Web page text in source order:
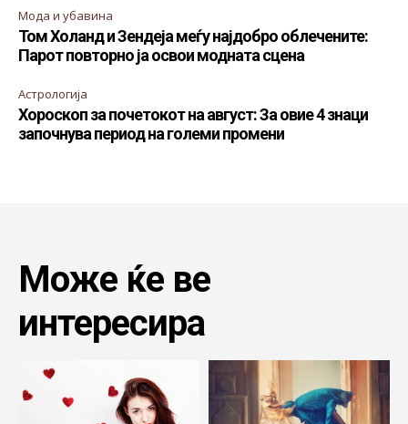
Мода и убавина
Том Холанд и Зендеја меѓу најдобро облечените:
Парот повторно ја освои модната сцена
Астрологија
Хороскоп за почетокот на август: За овие 4 знаци
започнува период на големи промени
Може ќе ве
интересира